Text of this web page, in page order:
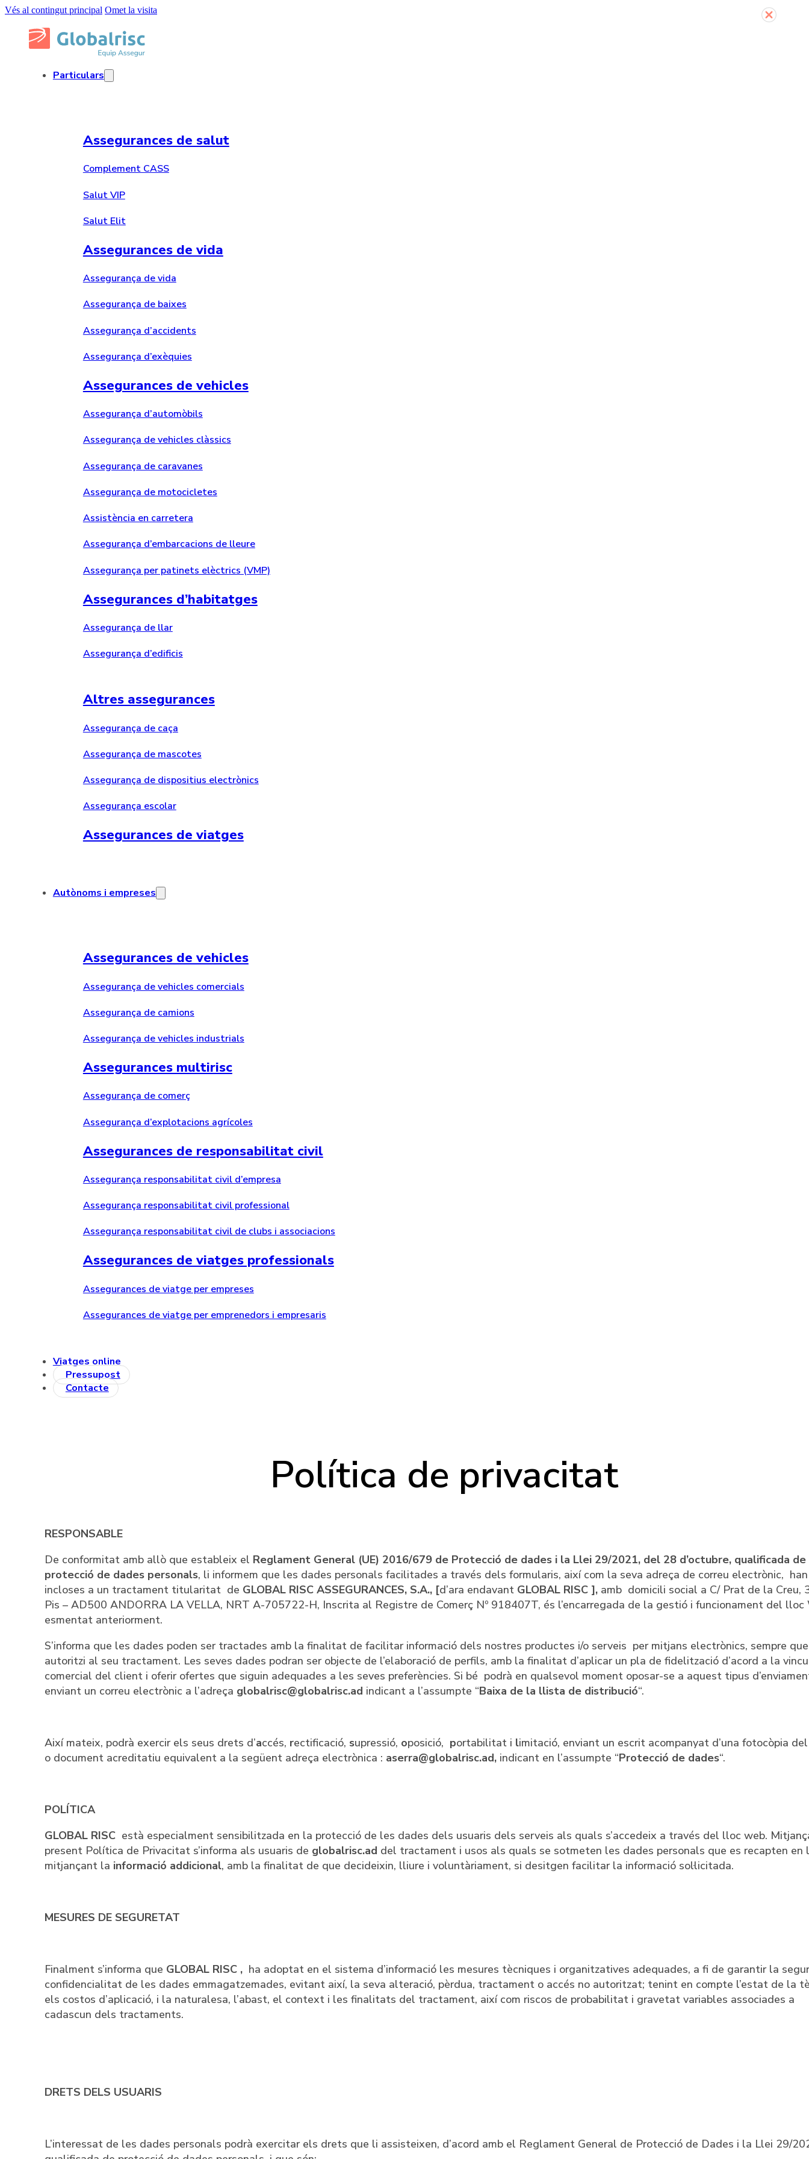
Vés al contingut principal Omet la visita
Particulars
Assegurances de salut
Complement CASS
Salut VIP
Salut Elit
Assegurances de vida
Assegurança de vida
Assegurança de baixes
Assegurança d’accidents
Assegurança d’exèquies
Assegurances de vehicles
Assegurança d’automòbils
Assegurança de vehicles clàssics
Assegurança de caravanes
Assegurança de motocicletes
Assistència en carretera
Assegurança d’embarcacions de lleure
Assegurança per patinets elèctrics (VMP)
Assegurances d’habitatges
Assegurança de llar
Assegurança d’edificis
Altres assegurances
Assegurança de caça
Assegurança de mascotes
Assegurança de dispositius electrònics
Assegurança escolar
Assegurances de viatges
Autònoms i empreses
Assegurances de vehicles
Assegurança de vehicles comercials
Assegurança de camions
Assegurança de vehicles industrials
Assegurances multirisc
Assegurança de comerç
Assegurança d’explotacions agrícoles
Assegurances de responsabilitat civil
Assegurança responsabilitat civil d’empresa
Assegurança responsabilitat civil professional
Assegurança responsabilitat civil de clubs i associacions
Assegurances de viatges professionals
Assegurances de viatge per empreses
Assegurances de viatge per emprenedors i empresaris
Viatges online
Pressupost
Contacte
Política de privacitat
RESPONSABLE
De conformitat amb allò que estableix el Reglament General (UE) 2016/679 de Protecció de dades i la Llei 29/2021, del 28 d’octubre, qualificada de
protecció de dades personals, li informem que les dades personals facilitades a través dels formularis, així com la seva adreça de correu electrònic,
incloses a un tractament titularitat de GLOBAL RISC ASSEGURANCES, S.A., [d’ara endavant GLOBAL RISC ], amb domicili social a C/ Prat de la Creu,
Pis – AD500 ANDORRA LA VELLA, NRT A-705722-H, Inscrita al Registre de Comerç Nº 918407T, és l’encarregada de la gestió i funcionament del lloc
esmentat anteriorment.
S’informa que les dades poden ser tractades amb la finalitat de facilitar informació dels nostres productes i/o serveis per mitjans electrònics, sempre
autoritzi al seu tractament. Les seves dades podran ser objecte de l’elaboració de perfils, amb la finalitat d’aplicar un pla de fidelització d’acord a la
comercial del client i oferir ofertes que siguin adequades a les seves preferències. Si bé podrà en qualsevol moment oposar-se a aquest tipus
enviant un correu electrònic a l’adreça globalrisc@globalrisc.ad indicant a l’assumpte “Baixa de la llista de distribució“.
Així mateix, podrà exercir els seus drets d’accés, rectificació, supressió, oposició, portabilitat i limitació, enviant un escrit acompanyat d’una fotocòpia
o document acreditatiu equivalent a la següent adreça electrònica : aserra@globalrisc.ad, indicant en l’assumpte “Protecció de dades“.
POLÍTICA
GLOBAL RISC està especialment sensibilitzada en la protecció de les dades dels usuaris dels serveis als quals s’accedeix a través del lloc web.
present Política de Privacitat s’informa als usuaris de globalrisc.ad del tractament i usos als quals se sotmeten les dades personals que es recapten en
mitjançant la informació addicional, amb la finalitat de que decideixin, lliure i voluntàriament, si desitgen facilitar la informació sol·licitada.
MESURES DE SEGURETAT
Finalment s’informa que GLOBAL RISC , ha adoptat en el sistema d’informació les mesures tècniques i organitzatives adequades, a fi de garantir la
confidencialitat de les dades emmagatzemades, evitant així, la seva alteració, pèrdua, tractament o accés no autoritzat; tenint en compte l’estat de la
els costos d’aplicació, i la naturalesa, l’abast, el context i les finalitats del tractament, així com riscos de probabilitat i gravetat variables associades a
cadascun dels tractaments.
DRETS DELS USUARIS
L’interessat de les dades personals podrà exercitar els drets que li assisteixen, d’acord amb el Reglament General de Protecció de Dades i la Llei 29/